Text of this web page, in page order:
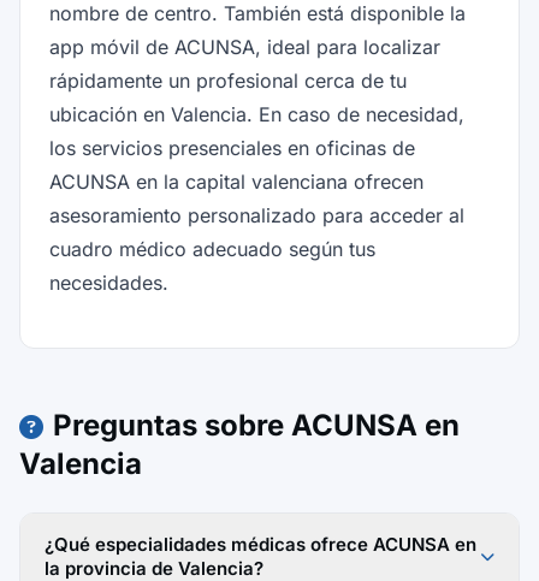
nombre de centro. También está disponible la
app móvil de ACUNSA, ideal para localizar
rápidamente un profesional cerca de tu
ubicación en Valencia. En caso de necesidad,
los servicios presenciales en oficinas de
ACUNSA en la capital valenciana ofrecen
asesoramiento personalizado para acceder al
cuadro médico adecuado según tus
necesidades.
Preguntas sobre ACUNSA en
Valencia
¿Qué especialidades médicas ofrece ACUNSA en
la provincia de Valencia?